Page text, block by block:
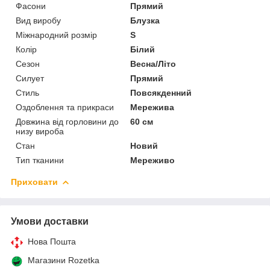
Фасони
Прямий
Вид виробу
Блузка
Міжнародний розмір
S
Колір
Білий
Сезон
Весна/Літо
Силует
Прямий
Стиль
Повсякденний
Оздоблення та прикраси
Мережива
Довжина від горловини до
низу вироба
60 см
Стан
Новий
Тип тканини
Мереживо
Приховати
Умови доставки
Нова Пошта
Магазини Rozetka